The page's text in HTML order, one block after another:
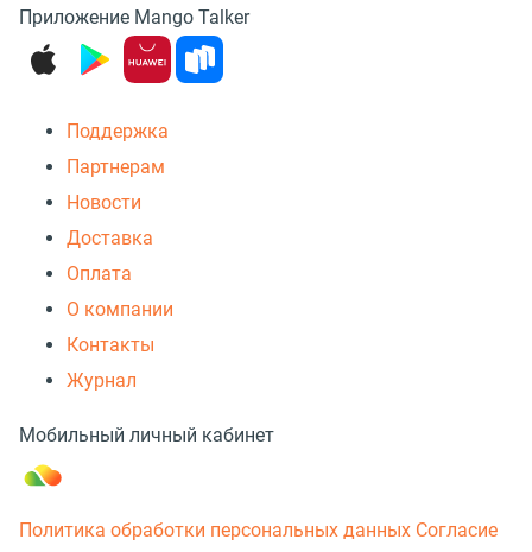
Приложение Mango Talker
Поддержка
Партнерам
Новости
Доставка
Оплата
О компании
Контакты
Журнал
Мобильный личный кабинет
Политика обработки персональных данных Согласие